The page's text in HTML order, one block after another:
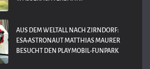
AUS DEM WELTALL NACH ZIRNDORF:
ESA-ASTRONAUT MATTHIAS MAURER
BESUCHT DEN PLAYMOBIL-FUNPARK